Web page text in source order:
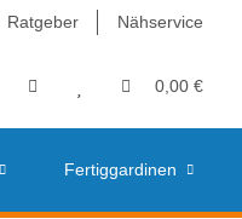
Ratgeber Nähservice
0,00 €
Fertiggardinen